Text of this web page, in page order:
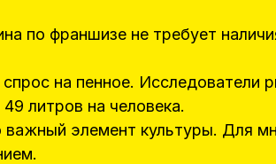
по франшизе не требует
на пенное. Исследователи
литров на человека.
элемент культуры. Для